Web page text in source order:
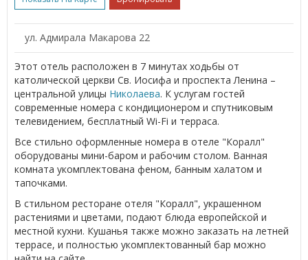
ул. Адмирала Макарова 22
Этот отель расположен в 7 минутах ходьбы от
католической церкви Св. Иосифа и проспекта Ленина –
центральной улицы Николаева. К услугам гостей
современные номера с кондиционером и спутниковым
телевидением, бесплатный Wi-Fi и терраса.
Все стильно оформленные номера в отеле "Коралл"
оборудованы мини-баром и рабочим столом. Ванная
комната укомплектована феном, банным халатом и
тапочками.
В стильном ресторане отеля "Коралл", украшенном
растениями и цветами, подают блюда европейской и
местной кухни. Кушанья также можно заказать на летней
террасе, и полностью укомплектованный бар можно